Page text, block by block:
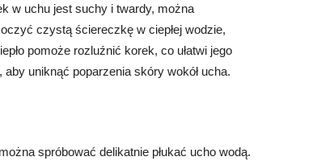
w uchu jest suchy i twardy, można
czystą ściereczkę w ciepłej wodzie,
pomoże rozluźnić korek, co ułatwi jego
uniknąć poparzenia skóry wokół ucha.
spróbować delikatnie płukać ucho wodą.